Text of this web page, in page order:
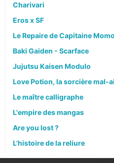
Charivari
Eros x SF
Le Repaire de Capitaine Momo
Baki Gaiden - Scarface
Jujutsu Kaisen Modulo
Love Potion, la sorcière mal-
Le maître calligraphe
L'empire des mangas
Are you lost ?
L'histoire de la reliure